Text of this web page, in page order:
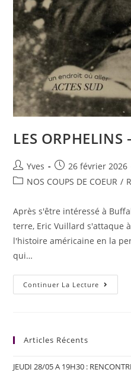
LES
Yves
26 février 2026
NOS COUPS DE COEUR /
Après s'être intéressé à
terre, Eric Vuillard s'attaque
l'histoire américaine en la
qui…
Continuer La Lecture
Articles Récents
JEUDI 28/05 A 19H30 :